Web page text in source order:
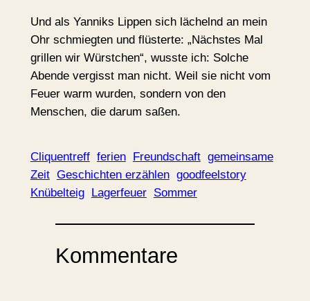
Und als Yanniks Lippen sich lächelnd an mein
Ohr schmiegten und flüsterte: „Nächstes Mal
grillen wir Würstchen“, wusste ich: Solche
Abende vergisst man nicht. Weil sie nicht vom
Feuer warm wurden, sondern von den
Menschen, die darum saßen.
Cliquentreff ferien Freundschaft gemeinsame
Zeit Geschichten erzählen goodfeelstory
Knübelteig
Lagerfeuer Sommer
Kommentare